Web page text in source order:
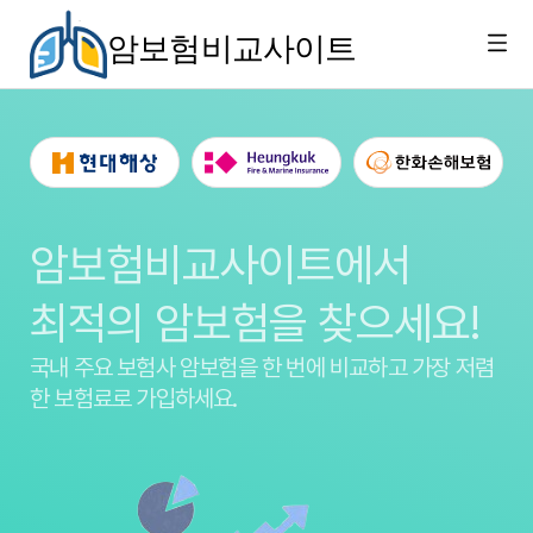
암보험비교사이트
암보험비교사이트에서
최적의 암보험을 찾으세요!
국내 주요 보험사 암보험을한 번에 비교하고 가장 저렴
한 보험료로 가입하세요.